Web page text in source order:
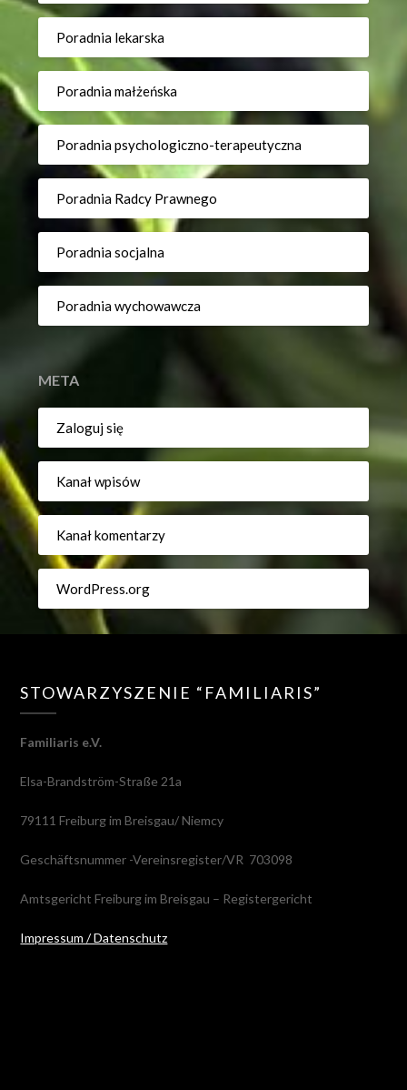
Poradnia lekarska
Poradnia małżeńska
Poradnia psychologiczno-terapeutyczna
Poradnia Radcy Prawnego
Poradnia socjalna
Poradnia wychowawcza
META
Zaloguj się
Kanał wpisów
Kanał komentarzy
WordPress.org
STOWARZYSZENIE “FAMILIARIS”
Familiaris e.V.
Elsa-Brandström-Straße 21a
79111 Freiburg im Breisgau/ Niemcy
Geschäftsnummer -Vereinsregister/VR 703098
Amtsgericht Freiburg im Breisgau – Registergericht
Impressum / Datenschutz